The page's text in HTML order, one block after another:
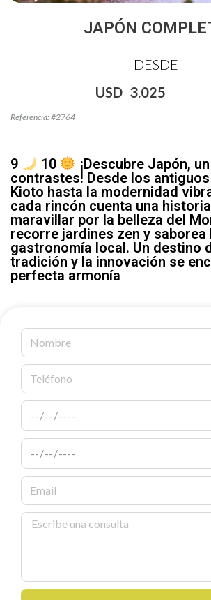
JAPÓN
DESDE
USD 3.025
Referencia: #2764
9 10
¡Descubre Japón,
contrastes! Desde los
Kioto hasta la modernidad
cada rincón cuenta una
maravillar por la belleza del
recorre jardines zen y saborea
gastronomía local. Un destino
tradición y la innovación se
perfecta armonía